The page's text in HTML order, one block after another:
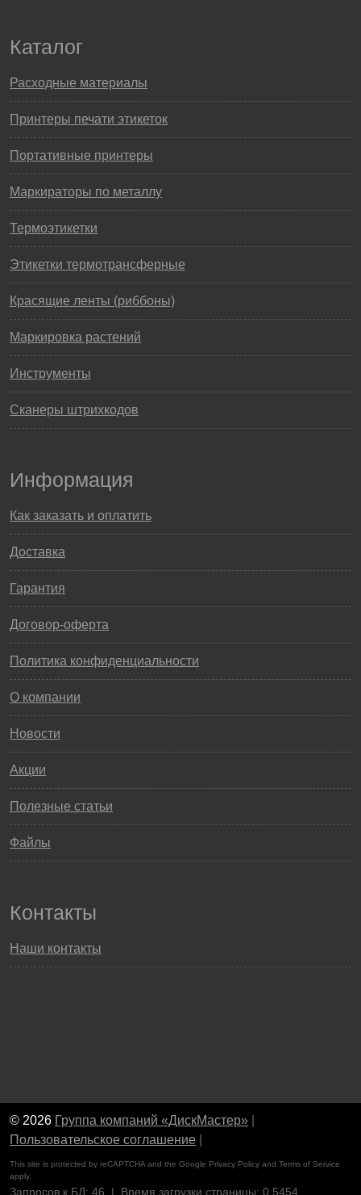
Каталог
Расходные материалы
Принтеры печати этикеток
Портативные принтеры
Маркираторы по металлу
Термоэтикетки
Этикетки термотрансферные
Красящие ленты (риббоны)
Маркировка растений
Инструменты
Сканеры штрихкодов
Информация
Как заказать и оплатить
Доставка
Гарантия
Договор-оферта
Политика конфиденциальности
О компании
Новости
Акции
Полезные статьи
Файлы
Контакты
Наши контакты
© 2026 Группа компаний «ДискМастер»
Пользовательское соглашение
This site is protected by reCAPTCHA and the Google Privacy Policy and Terms of Service
apply.
Запросов к БД: 46 | Время загрузки страницы: 0.5454